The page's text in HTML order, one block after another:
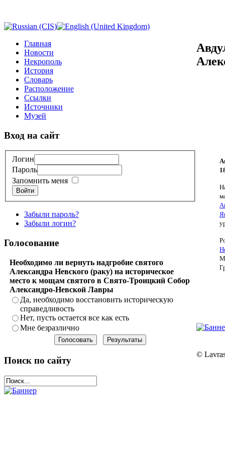
Главная
Новости
Некрополь
История
Словарь
Расположение
Ссылки
Источники
Музей
Вход на сайт
Логин
Пароль
Запомнить меня
Войти
Забыли пароль?
Забыли логин?
Голосование
Необходимо ли вернуть надгробие святого
Александра Невского (раку) на историческое
место к мощам святого в Свято-Троицкий Собор
Александро-Невской Лавры
Да, необходимо восстановить историческую
справедливость
Нет, пусть остается все как есть
Мне безразлично
Поиск по сайту
©